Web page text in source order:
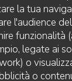
la tua
l'audience
funzionalità
legate ai
o
o
: 4/5 Cucina: 5/5
Des mets